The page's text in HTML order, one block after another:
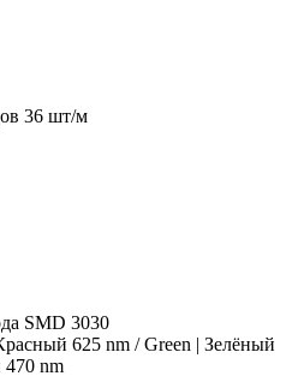
36 шт/м
SMD 3030
625 nm / Green | Зелёный
nm